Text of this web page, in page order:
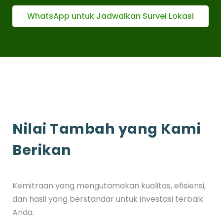
WhatsApp untuk Jadwalkan Survei Lokasi
Nilai Tambah yang Kami
Berikan
Kemitraan yang mengutamakan kualitas, efisiensi,
dan hasil yang berstandar untuk investasi terbaik
Anda.